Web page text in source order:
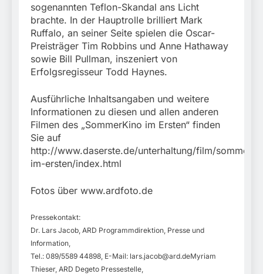
sogenannten Teflon-Skandal ans Licht
brachte. In der Hauptrolle brilliert Mark
Ruffalo, an seiner Seite spielen die Oscar-
Preisträger Tim Robbins und Anne Hathaway
sowie Bill Pullman, inszeniert von
Erfolgsregisseur Todd Haynes.
Ausführliche Inhaltsangaben und weitere
Informationen zu diesen und allen anderen
Filmen des „SommerKino im Ersten“ finden
Sie auf
http://www.daserste.de/unterhaltung/film/
im-ersten/index.html
Fotos über www.ardfoto.de
Pressekontakt:
Dr. Lars Jacob, ARD Programmdirektion, Presse und
Information,
Tel.: 089/5589 44898, E-Mail: lars.jacob@ard.deMyriam
Thieser, ARD Degeto Pressestelle,